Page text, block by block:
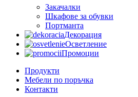
Закачалки
Шкафове за обувки
Портманта
Декорация
Осветление
Промоции
Продукти
Мебели по поръчка
Контакти